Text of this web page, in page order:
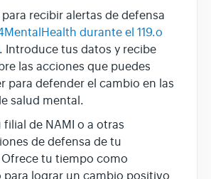
recibir alertas de defensa
durante el 119.o
. Introduce tus datos y recibe
las acciones que puedes
para defender el cambio en las
salud mental.
filial de NAMI o a otras
de defensa de tu
tu tiempo como